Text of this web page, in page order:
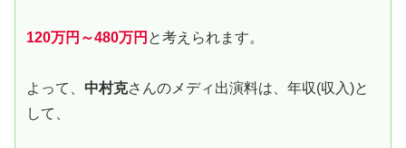
120万円～480万円 と考えられます。
よって、 中村克さんのメディ出演料は、年収(収入)と
して、